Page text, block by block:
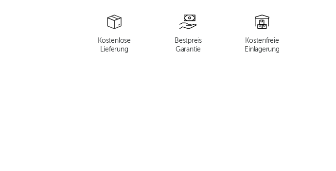
Kostenlose
Lieferung
Bestpreis
Garantie
Kostenfreie
Einlagerung